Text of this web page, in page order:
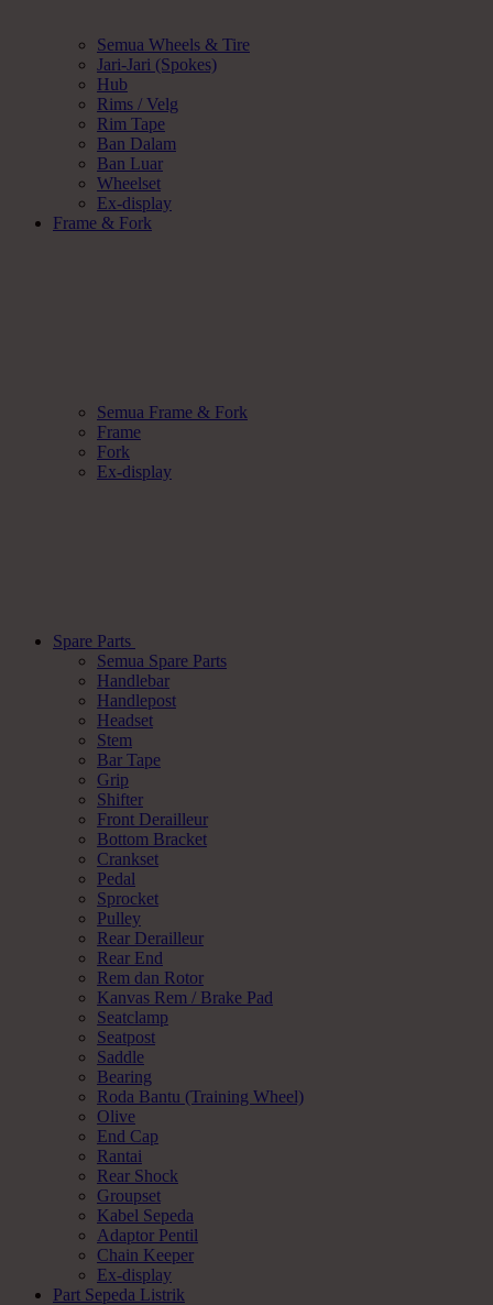
Semua Wheels & Tire
Jari-Jari (Spokes)
Hub
Rims / Velg
Rim Tape
Ban Dalam
Ban Luar
Wheelset
Ex-display
Frame & Fork
Semua Frame & Fork
Frame
Fork
Ex-display
Spare Parts
Semua Spare Parts
Handlebar
Handlepost
Headset
Stem
Bar Tape
Grip
Shifter
Front Derailleur
Bottom Bracket
Crankset
Pedal
Sprocket
Pulley
Rear Derailleur
Rear End
Rem dan Rotor
Kanvas Rem / Brake Pad
Seatclamp
Seatpost
Saddle
Bearing
Roda Bantu (Training Wheel)
Olive
End Cap
Rantai
Rear Shock
Groupset
Kabel Sepeda
Adaptor Pentil
Chain Keeper
Ex-display
Part Sepeda Listrik